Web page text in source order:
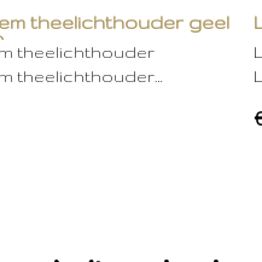
theelichthouder geel
theelichthouder
theelichthouder…